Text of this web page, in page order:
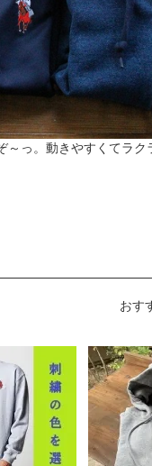
～っ。動きやすくてラク
おす